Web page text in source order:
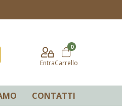
Entra
0
Carrello
CONTATTI